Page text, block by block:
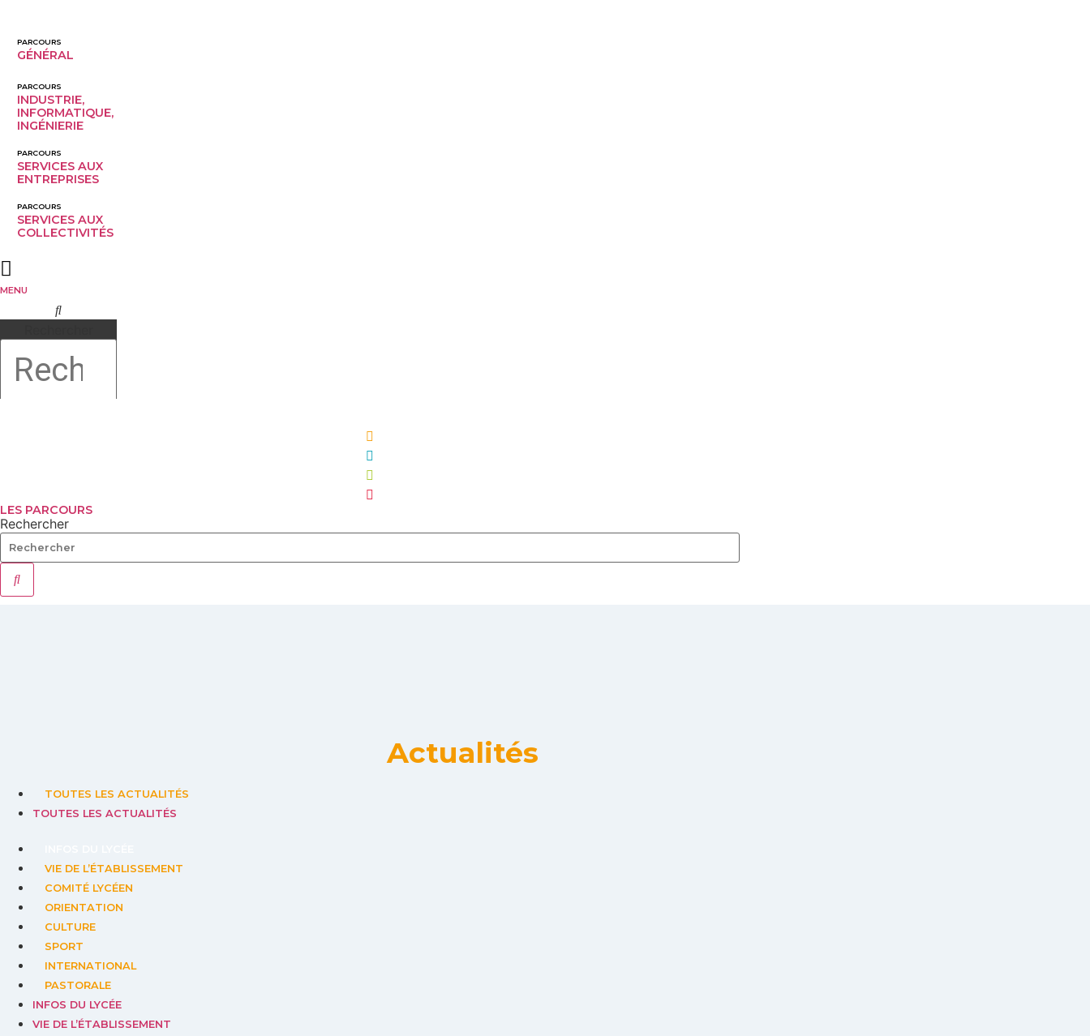
contenu
PARCOURS
GÉNÉRAL
PARCOURS
INDUSTRIE,
INFORMATIQUE,
INGÉNIERIE
PARCOURS
SERVICES AUX
ENTREPRISES
PARCOURS
SERVICES AUX
COLLECTIVITÉS
MENU
LES PARCOURS
Rechercher
Actualités
TOUTES LES ACTUALITÉS
TOUTES LES ACTUALITÉS
VIE DE L’ÉTABLISSEMENT
COMITÉ LYCÉEN
ORIENTATION
CULTURE
SPORT
INTERNATIONAL
PASTORALE
INFOS DU LYCÉE
VIE DE L’ÉTABLISSEMENT